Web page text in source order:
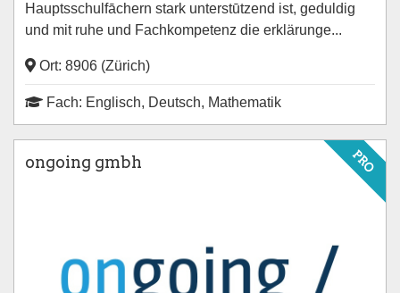
Hauptsschulfāchern stark unterstūtzend ist, geduldig
und mit ruhe und Fachkompetenz die erklärunge...
Ort: 8906 (Zürich)
Fach: Englisch, Deutsch, Mathematik
PRO
ongoing gmbh